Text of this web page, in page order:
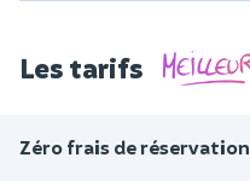
Les tarifs
Zéro frais de réservation